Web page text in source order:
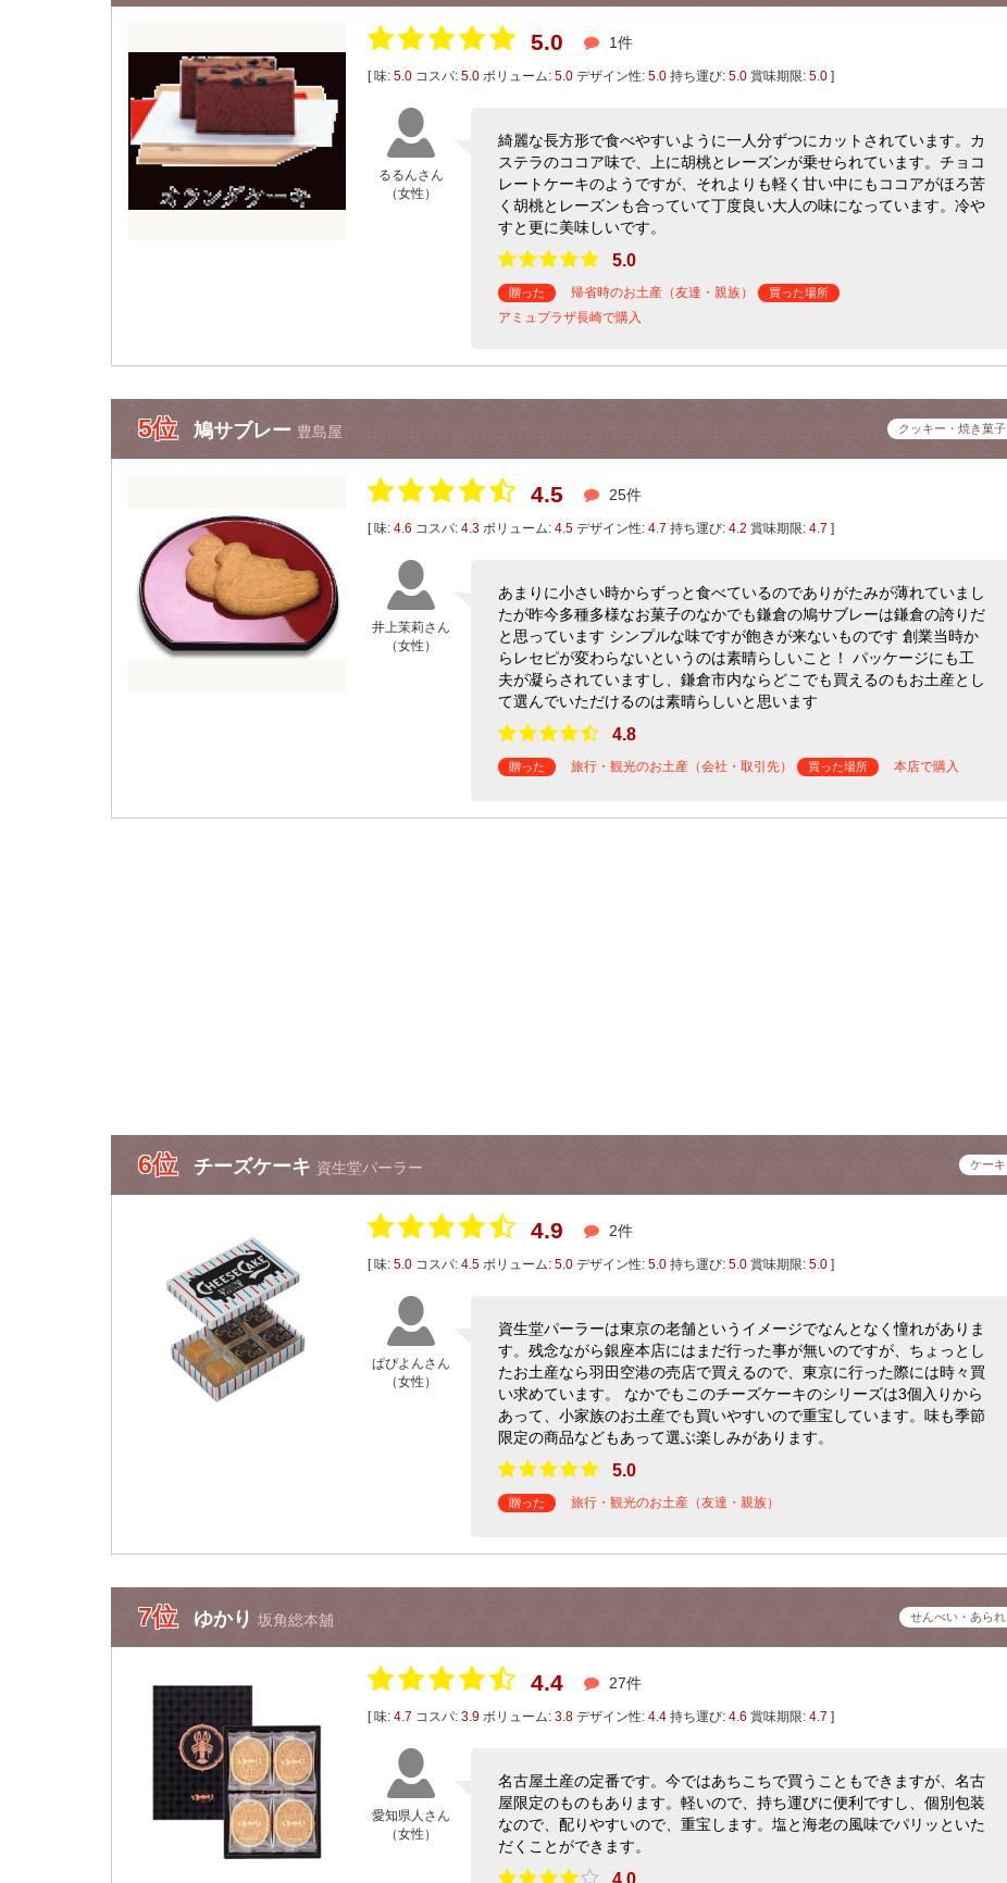
5.0 1件
[ 味: 5.0 コスパ: 5.0 ボリューム: 5.0 デザイン性: 5.0 持ち運び: 5.0 賞味期限: 5.0 ]
るるんさん
（女性）
綺麗な長方形で食べやすいように一人分ずつにカットされています。カ
ステラのココア味で、上に胡桃とレーズンが乗せられています。チョコ
レートケーキのようですが、それよりも軽く甘い中にもココアがほろ苦
く胡桃とレーズンも合っていて丁度良い大人の味になっています。冷や
すと更に美味しいです。
5.0
贈った 帰省時のお土産（友達・親族） 買った場所
アミュプラザ長崎で購入
5位 鳩サブレー 豊島屋 クッキー・焼き菓子
4.5 25件
[ 味: 4.6 コスパ: 4.3 ボリューム: 4.5 デザイン性: 4.7 持ち運び: 4.2 賞味期限: 4.7 ]
井上茉莉さん
（女性）
あまりに小さい時からずっと食べているのでありがたみが薄れていまし
たが昨今多種多様なお菓子のなかでも鎌倉の鳩サブレーは鎌倉の誇りだ
と思っています シンプルな味ですが飽きが来ないものです 創業当時か
らレセピが変わらないというのは素晴らしいこと！ パッケージにも工
夫が凝らされていますし、鎌倉市内ならどこでも買えるのもお土産とし
て選んでいただけるのは素晴らしいと思います
4.8
贈った 旅行・観光のお土産（会社・取引先） 買った場所 本店で購入
6位 チーズケーキ 資生堂パーラー ケーキ
4.9 2件
[ 味: 5.0 コスパ: 4.5 ボリューム: 5.0 デザイン性: 5.0 持ち運び: 5.0 賞味期限: 5.0 ]
ぱぴよんさん
（女性）
資生堂パーラーは東京の老舗というイメージでなんとなく憧れがありま
す。残念ながら銀座本店にはまだ行った事が無いのですが、ちょっとし
たお土産なら羽田空港の売店で買えるので、東京に行った際には時々買
い求めています。 なかでもこのチーズケーキのシリーズは3個入りから
あって、小家族のお土産でも買いやすいので重宝しています。味も季節
限定の商品などもあって選ぶ楽しみがあります。
5.0
贈った 旅行・観光のお土産（友達・親族）
7位 ゆかり 坂角総本舖 せんべい・あられ
4.4 27件
[ 味: 4.7 コスパ: 3.9 ボリューム: 3.8 デザイン性: 4.4 持ち運び: 4.6 賞味期限: 4.7 ]
愛知県人さん
（女性）
名古屋土産の定番です。今ではあちこちで買うこともできますが、名古
屋限定のものもあります。軽いので、持ち運びに便利ですし、個別包装
なので、配りやすいので、重宝します。塩と海老の風味でパリッといた
だくことができます。
4.0